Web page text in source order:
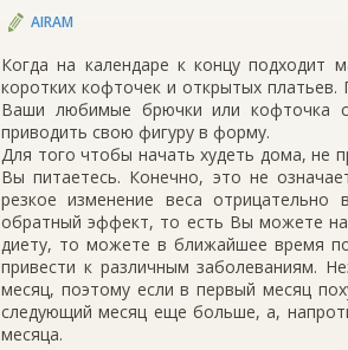
AIRAM
Когда на календаре к концу подходит
коротких кофточек и открытых
Ваши любимые брючки или кофточка
приводить свою фигуру в форму.
Для того чтобы начать худеть дома, не
Вы питаетесь. Конечно, это не
резкое изменение веса
обратный эффект, то есть Вы можете
диету, то можете в ближайшее время
привести к различным заболеваниям.
месяц, поэтому если в первый месяц
следующий месяц еще больше, а,
месяца.